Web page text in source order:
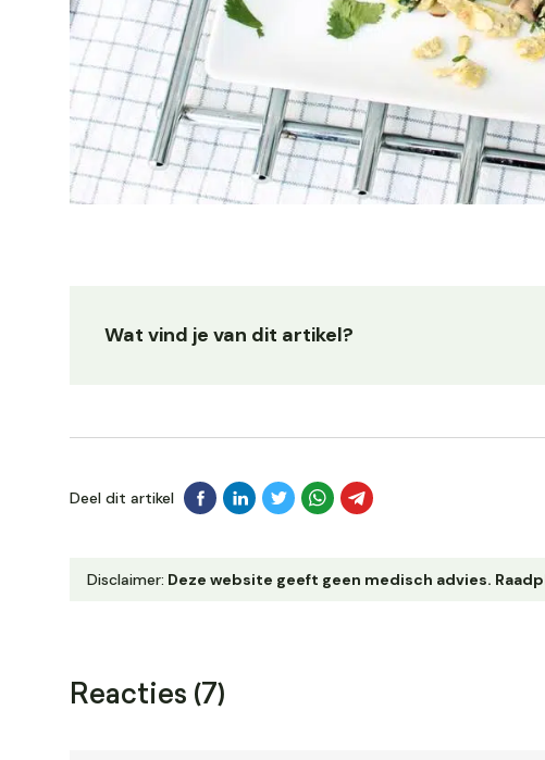
Wat vind je van dit artikel?
Deel dit artikel
Disclaimer: Deze website geeft geen medisch advies.
Reacties (7)